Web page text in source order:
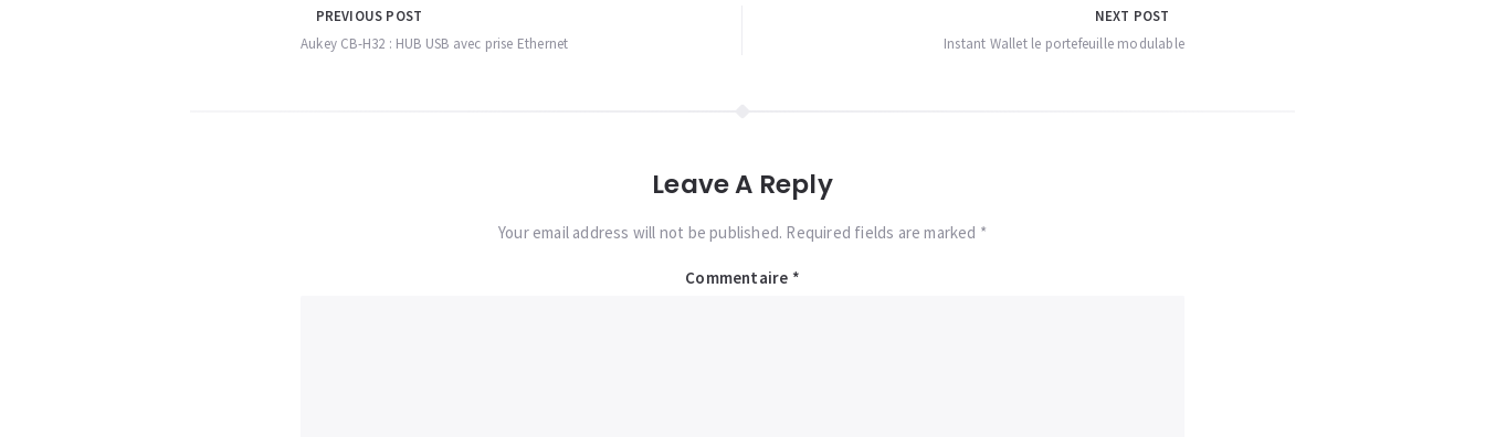
Navigation
de
PREVIOUS POST
Aukey CB-H32 : HUB USB avec prise Ethernet
NEXT POST
Instant Wallet le portefeuille modulable
Leave A Reply
Your email address will not be published. Required fields are marked *
Commentaire *